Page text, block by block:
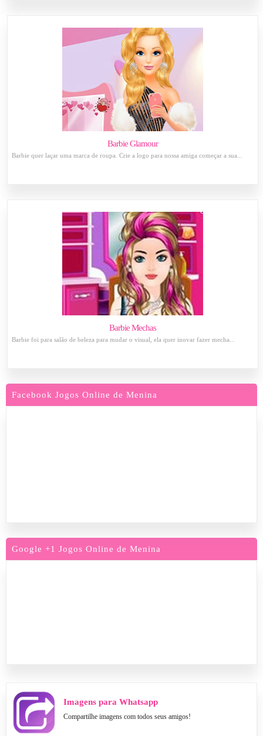
Barbie Glamour
Barbie quer laçar uma marca de roupa. Crie a logo para nossa amiga começar a sua...
Barbie Mechas
Barbie foi para salão de beleza para mudar o visual, ela quer inovar fazer mecha...
Facebook Jogos Online de Menina
Google +1 Jogos Online de Menina
Imagens para Whatsapp
Compartilhe imagens com todos seus amigos!